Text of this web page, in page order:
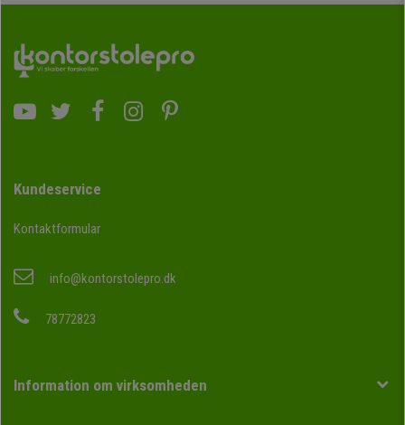
Kundeservice
Kontaktformular
info@kontorstolepro.dk
78772823
Information om virksomheden